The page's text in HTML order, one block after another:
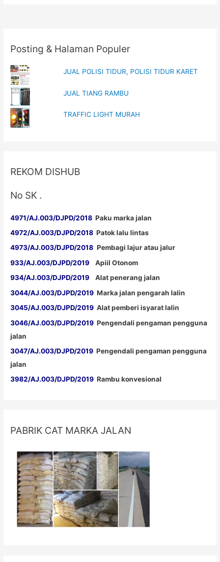
Tikungan
Harga
Cermin
Tikungan
Lengkap
Posting & Halaman Populer
JUAL POLISI TIDUR, POLISI TIDUR KARET
JUAL TIANG RAMBU
TRAFFIC LIGHT MURAH
REKOM DISHUB
No SK .
4971/AJ.003/DJPD/2018 Paku marka jalan
4972/AJ.003/DJPD/2018 Patok lalu lintas
4973/AJ.003/DJPD/2018 Pembagi lajur atau jalur
933/AJ.003/DJPD/2019 Apiil Otonom
934/AJ.003/DJPD/2019 Alat penerang jalan
3044/AJ.003/DJPD/2019 Marka jalan pengarah lalin
3045/AJ.003/DJPD/2019 Alat pemberi isyarat lalin
3046/AJ.003/DJPD/2019 Pengendali pengaman pengguna
jalan
3047/AJ.003/DJPD/2019 Pengendali pengaman pengguna
jalan
3982/AJ.003/DJPD/2019 Rambu konvesional
PABRIK CAT MARKA JALAN